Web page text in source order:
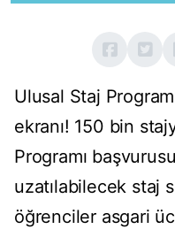
Ulusal Staj
ekranı! 150 bin
Programı
uzatılabilecek staj
öğrenciler asgari